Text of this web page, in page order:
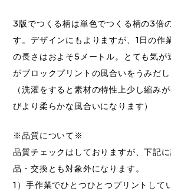
3版でつくる柄は単色でつくる柄の3倍
す。デザインにもよりますが、1日の作
の長さはおよそ5メートル。とても気が
がブロックプリントの風合いをうみだし
（洗濯をすると素材の特性上少し縮み
びより柔らかな風合いになります）
※品質について※
品質チェックはしておりますが、下記
品・交換とも対象外になります。
1）手作業でひとつひとつプリントして